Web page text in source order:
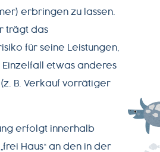
erbringen zu lassen.
trägt das
für seine Leistungen,
Einzelfall etwas anderes
B. Verkauf vorrätiger
erfolgt innerhalb
Haus“ an den in der